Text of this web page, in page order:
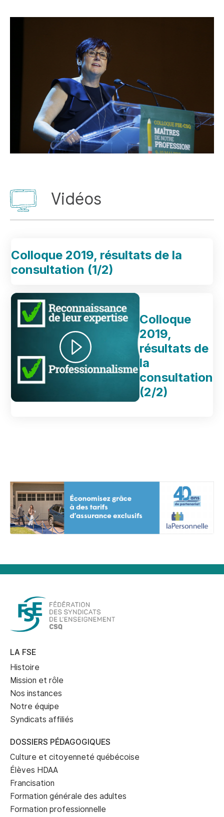
Vidéos
Colloque 2019, résultats de la
consultation (1/2)
Colloque
2019,
résultats de
la
consultation
(2/2)
LA FSE
Histoire
Mission et rôle
Nos instances
Notre équipe
Syndicats affiliés
DOSSIERS PÉDAGOGIQUES
Culture et citoyenneté québécoise
Élèves HDAA
Francisation
Formation générale des adultes
Formation professionnelle